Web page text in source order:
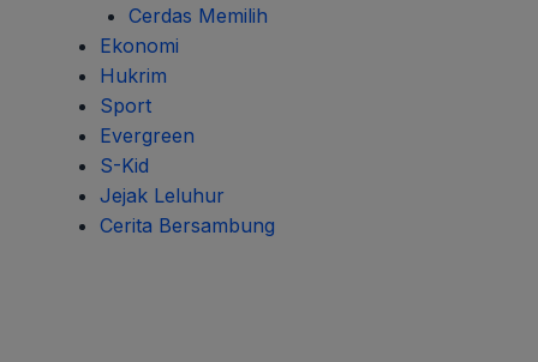
Cerdas Memilih
Ekonomi
Hukrim
Sport
Evergreen
S-Kid
Jejak Leluhur
Cerita Bersambung